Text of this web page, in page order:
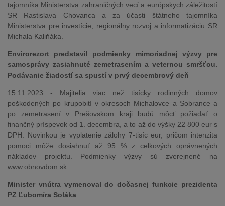
tajomníka Ministerstva zahraničných vecí a európskych záležitostí
SR Rastislava Chovanca a za účasti štátneho tajomníka
Ministerstva pre investície, regionálny rozvoj a informatizáciu SR
Michala Kaliňáka.
Envirorezort predstavil podmienky mimoriadnej výzvy pre
samosprávy zasiahnuté zemetrasením a veternou smršťou.
Podávanie žiadostí sa spustí v prvý decembrový deň
15.11.2023 - Majitelia viac než tisícky rodinných domov
poškodených po krupobití v okresoch Michalovce a Sobrance a
po zemetrasení v Prešovskom kraji budú môcť požiadať o
finančný príspevok od 1. decembra, a to až do výšky 22 800 eur s
DPH. Novinkou je vyplatenie zálohy 7-tisíc eur, pričom intenzita
pomoci môže dosiahnuť až 95 % z celkových oprávnených
nákladov projektu. Podmienky výzvy sú zverejnené na
www.obnovdom.sk.
Minister vnútra vymenoval do dočasnej funkcie prezidenta
PZ Ľubomíra Soláka